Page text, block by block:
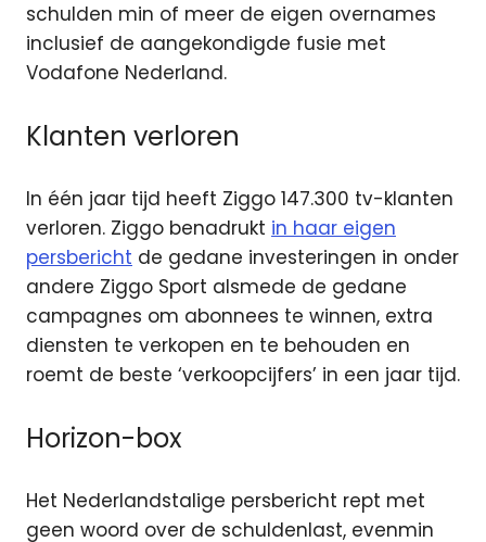
schulden min of meer de eigen overnames
inclusief de aangekondigde fusie met
Vodafone Nederland.
Klanten verloren
In één jaar tijd heeft Ziggo 147.300 tv-klanten
verloren. Ziggo benadrukt in haar eigen
persbericht de gedane investeringen in onder
andere Ziggo Sport alsmede de gedane
campagnes om abonnees te winnen, extra
diensten te verkopen en te behouden en
roemt de beste ‘verkoopcijfers’ in een jaar tijd.
Horizon-box
Het Nederlandstalige persbericht rept met
geen woord over de schuldenlast, evenmin